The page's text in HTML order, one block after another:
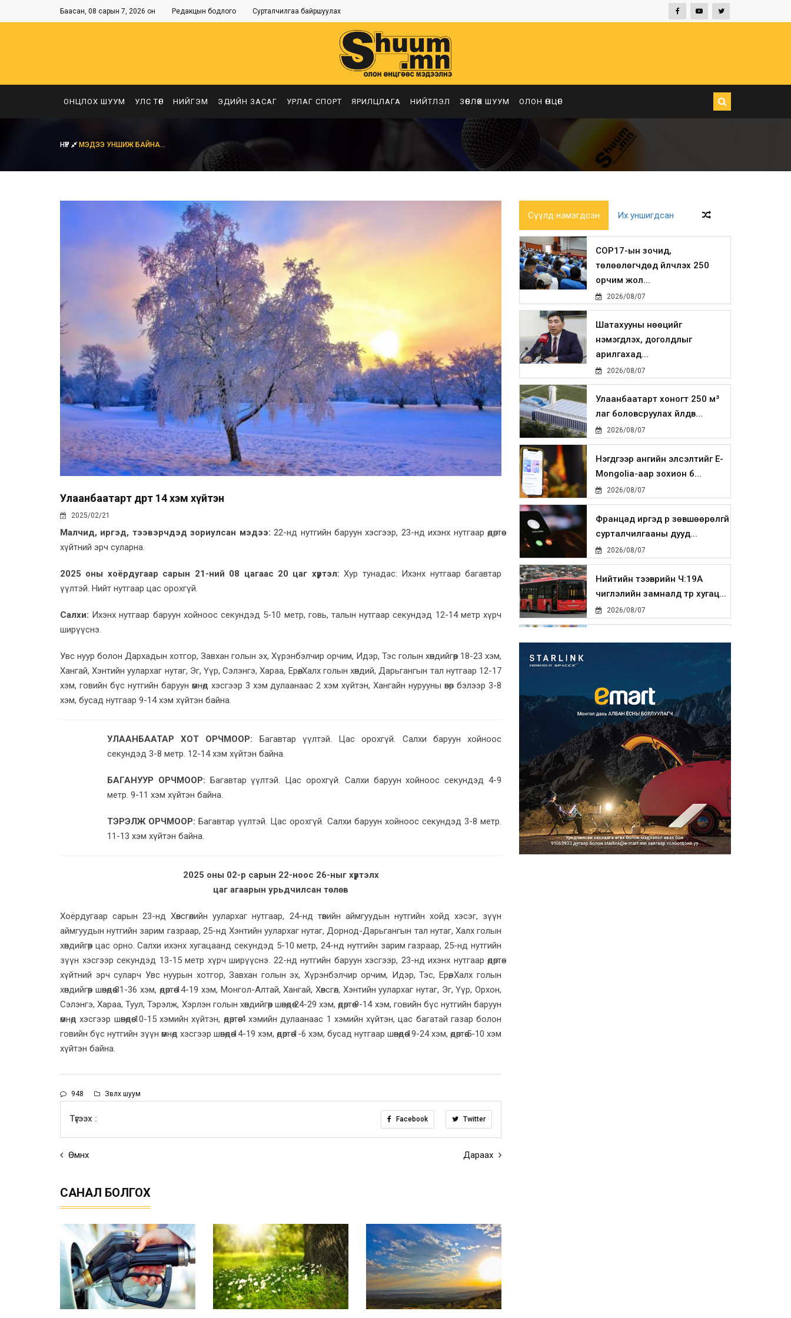
Баасан, 08 сарын 7, 2026 он Редакцын бодлого Сурталчилгаа байршуулах
ОНЦЛОХ ШУУМ УЛС ТӨР НИЙГЭМ ЭДИЙН ЗАСАГ УРЛАГ СПОРТ ЯРИЛЦЛАГА НИЙТЛЭЛ ЗӨВЛӨХ ШУУМ ОЛОН ӨНЦӨГ
НҮҮР МЭДЭЭ УНШИЖ БАЙНА...
Улаанбаатарт өдөртөө 14 хэм хүйтэн
2025/02/21
Малчид, иргэд, тээвэрчдэд зориулсан мэдээ: 22-нд нутгийн баруун хэсгээр, 23-нд ихэнх нутгаар өдөртөө
хүйтний эрч суларна.
2025 оны хоёрдугаар сарын 21-ний 08 цагаас 20 цаг хүртэл: Хур тунадас: Ихэнх нутгаар багавтар
үүлтэй. Нийт нутгаар цас орохгүй.
Салхи: Ихэнх нутгаар баруун хойноос секундэд 5-10 метр, говь, талын нутгаар секундэд 12-14 метр хүрч
ширүүснэ.
Увс нуур болон Дархадын хотгор, Завхан голын эх, Хүрэнбэлчир орчим, Идэр, Тэс голын хөндийгөөр 18-23 хэм,
Хангай, Хэнтийн уулархаг нутаг, Эг, Үүр, Сэлэнгэ, Хараа, Ерөө, Халх голын хөндий, Дарьгангын тал нутгаар 12-17
хэм, говийн бүс нутгийн баруун өмнөд хэсгээр 3 хэм дулаанаас 2 хэм хүйтэн, Хангайн нурууны өвөр бэлээр 3-8
хэм, бусад нутгаар 9-14 хэм хүйтэн байна.
УЛААНБААТАР ХОТ ОРЧМООР: Багавтар үүлтэй. Цас орохгүй. Салхи баруун хойноос
секундэд 3-8 метр. 12-14 хэм хүйтэн байна.
БАГАНУУР ОРЧМООР: Багавтар үүлтэй. Цас орохгүй. Салхи баруун хойноос секундэд 4-9
метр. 9-11 хэм хүйтэн байна.
ТЭРЭЛЖ ОРЧМООР: Багавтар үүлтэй. Цас орохгүй. Салхи баруун хойноос секундэд 3-8 метр.
11-13 хэм хүйтэн байна.
2025 оны 02-р сарын 22-ноос 26-ныг хүртэлх
цаг агаарын урьдчилсан төлөв
Хоёрдугаар сарын 23-нд Хөвсгөлийн уулархаг нутгаар, 24-нд төвийн аймгуудын нутгийн хойд хэсэг, зүүн
аймгуудын нутгийн зарим газраар, 25-нд Хэнтийн уулархаг нутаг, Дорнод-Дарьгангын тал нутаг, Халх голын
хөндийгөөр цас орно. Салхи ихэнх хугацаанд секундэд 5-10 метр, 24-нд нутгийн зарим газраар, 25-нд нутгийн
зүүн хэсгээр секундэд 13-15 метр хүрч ширүүснэ. 22-нд нутгийн баруун хэсгээр, 23-нд ихэнх нутгаар өдөртөө
хүйтний эрч суларч Увс нуурын хотгор, Завхан голын эх, Хүрэнбэлчир орчим, Идэр, Тэс, Ерөө, Халх голын
хөндийгөөр шөнөдөө 31-36 хэм, өдөртөө 14-19 хэм, Монгол-Алтай, Хангай, Хөвсгөл, Хэнтийн уулархаг нутаг, Эг, Үүр, Орхон,
Сэлэнгэ, Хараа, Туул, Тэрэлж, Хэрлэн голын хөндийгөөр шөнөдөө 24-29 хэм, өдөртөө 9-14 хэм, говийн бүс нутгийн баруун
өмнөд хэсгээр шөнөдөө 10-15 хэмийн хүйтэн, өдөртөө 4 хэмийн дулаанаас 1 хэмийн хүйтэн, цас багатай газар болон
говийн бүс нутгийн зүүн өмнөд хэсгээр шөнөдөө 14-19 хэм, өдөртөө 1-6 хэм, бусад нутгаар шөнөдөө 19-24 хэм, өдөртөө 5-10 хэм
хүйтэн байна.
948 Зөвлөх шуум
Түгээх : Facebook Twitter
Өмнөх Дараах
САНАЛ БОЛГОХ
Сүүлд нэмэгдсэн Их уншигдсан
COP17-ын зочид,
төлөөлөгчдөд үйлчлэх 250
орчим жол...
2026/08/07
Шатахууны нөөцийг
нэмэгдүүлэх, доголдлыг
арилгахад...
2026/08/07
Улаанбаатарт хоногт 250 м³
лаг боловсруулах үйлдв...
2026/08/07
Нэгдүгээр ангийн элсэлтийг E-
Mongolia-аар зохион б...
2026/08/07
Францад иргэд рүү зөвшөөрөлгүй
сурталчилгааны дууд...
2026/08/07
Нийтийн тээврийн Ч:19А
чиглэлийн замналд түр хугац...
2026/08/07
2026/08/07
Улаанбаатарт өдөртөө 30 хэм
дулаан
2026/08/07
Улсын чанартай хатуу
хучилттай авто замын талаас
и...
2026/08/06
Засгийн газар энэ оныг
дуустал санхүүгийн хэмнэлти...